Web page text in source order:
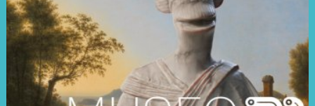
Streaming
Síguenos: